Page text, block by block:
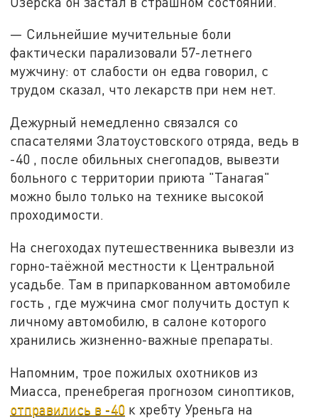
— Сильнейшие мучительные боли
фактически парализовали 57-летнего
мужчину: от слабости он едва говорил, с
трудом сказал, что лекарств при нем нет.
Дежурный немедленно связался со
спасателями Златоустовского отряда, ведь в
-40 , после обильных снегопадов, вывезти
больного с территории приюта "Танагая"
можно было только на технике высокой
проходимости.
На снегоходах путешественника вывезли из
горно-таёжной местности к Центральной
усадьбе. Там в припаркованном автомобиле
гость , где мужчина смог получить доступ к
личному автомобилю, в салоне которого
хранились жизненно-важные препараты.
Напомним, трое пожилых охотников из
Миасса, пренебрегая прогнозом синоптиков,
отправились в -40 к хребту Уреньга на